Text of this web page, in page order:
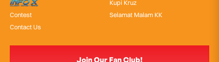
InfoX
Contest
Contact Us
Kupi Kruz
Selamat Malam KK
Join Our Fan Club!